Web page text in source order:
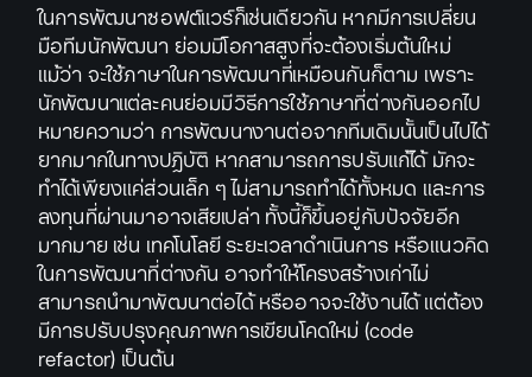
ในการพัฒนาซอฟต์แวร์ก็เช่นเดียวกัน หากมีการเปลี่ยน
มือทีมนักพัฒนา ย่อมมีโอกาสสูงที่จะต้องเริ่มต้นใหม่
แม้ว่า จะใช้ภาษาในการพัฒนาที่เหมือนกันก็ตาม เพราะ
นักพัฒนาแต่ละคนย่อมมีวิธีการใช้ภาษาที่ต่างกันออกไป
หมายความว่า การพัฒนางานต่อจากทีมเดิมนั้นเป็นไปได้
ยากมากในทางปฎิบัติ หากสามารถการปรับแก้ได้ มักจะ
ทำได้เพียงแค่ส่วนเล็ก ๆ ไม่สามารถทำได้ทั้งหมด และการ
ลงทุนที่ผ่านมาอาจเสียเปล่า ทั้งนี้ก็ขึ้นอยู่กับปัจจัยอีก
มากมาย เช่น เทคโนโลยี ระยะเวลาดำเนินการ หรือแนวคิด
ในการพัฒนาที่ต่างกัน อาจทำให้โครงสร้างเก่าไม่
สามารถนำมาพัฒนาต่อได้ หรืออาจจะใช้งานได้ แต่ต้อง
มีการปรับปรุงคุณภาพการเขียนโคดใหม่ (code
refactor) เป็นต้น